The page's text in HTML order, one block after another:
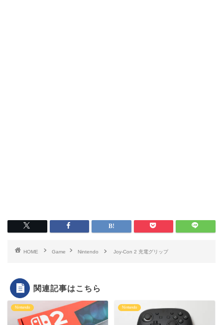
HOME Game Nintendo Joy-Con 2 充電グリップ
関連記事はこちら
Nintendo Nintendo